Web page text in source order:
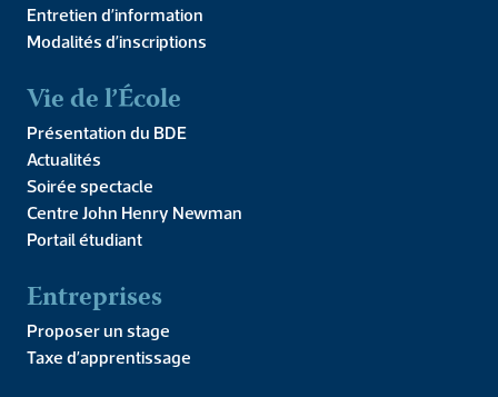
Entretien d’information
Modalités d’inscriptions
Vie de l’École
Présentation du BDE
Actualités
Soirée spectacle
Centre John Henry Newman
Portail étudiant
Entreprises
Proposer un stage
Taxe d’apprentissage
Par Michael Pichat, William Pogrund, Paloma Pichat,
Alois Georgeon et Michael Veillet-Guillem. Article publié au
Le rétablissement dans le